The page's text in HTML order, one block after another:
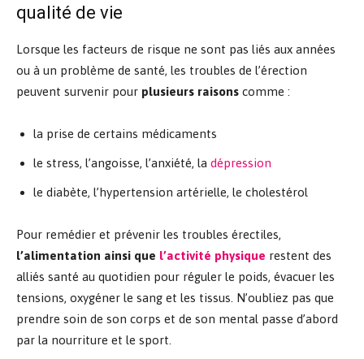
qualité de vie
Lorsque les facteurs de risque ne sont pas liés aux années
ou à un problème de santé, les troubles de l’érection
peuvent survenir pour plusieurs raisons comme :
la prise de certains médicaments
le stress, l’angoisse, l’anxiété, la dépression
le diabète, l’hypertension artérielle, le cholestérol
Pour remédier et prévenir les troubles érectiles,
l’alimentation ainsi que l’activité physique restent des
alliés santé au quotidien pour réguler le poids, évacuer les
tensions, oxygéner le sang et les tissus. N’oubliez pas que
prendre soin de son corps et de son mental passe d’abord
par la nourriture et le sport.